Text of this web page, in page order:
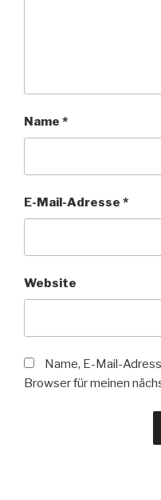
Name *
E-Mail-Adresse *
Website
Name, E-Mail-
Browser für meinen